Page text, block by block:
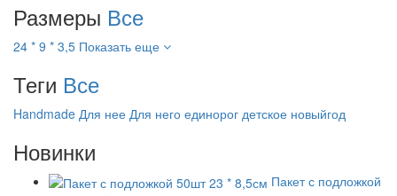
Размеры Все
24 * 9 * 3,5 Показать еще
Теги Все
Handmade Для нее Для него единорог детское новыйгод
Новинки
Пакет с подложкой